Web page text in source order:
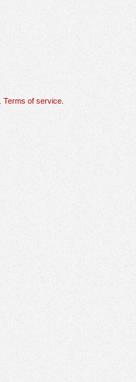
Terms of service.